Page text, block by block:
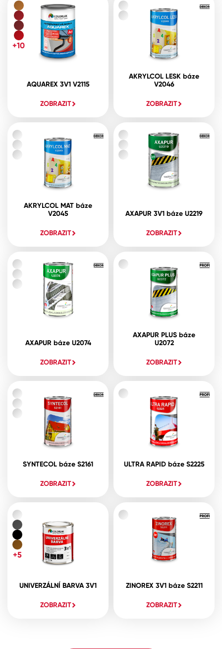
AQUAREX 3V1 V2115
ZOBRAZIT
+10
AKRYLCOL LESK báze
V2046
ZOBRAZIT
AKRYLCOL MAT báze
V2045
ZOBRAZIT
AXAPUR 3V1 báze U2219
ZOBRAZIT
AXAPUR báze U2074
ZOBRAZIT
AXAPUR PLUS báze
U2072
ZOBRAZIT
SYNTECOL báze S2161
ZOBRAZIT
ULTRA RAPID báze S2225
ZOBRAZIT
UNIVERZÁLNÍ BARVA 3V1
ZOBRAZIT
+5
ZINOREX 3V1 báze S2211
ZOBRAZIT